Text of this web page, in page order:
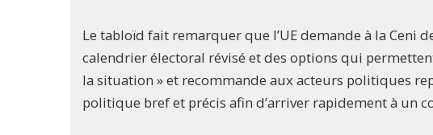
Le tabloïd fait remarquer que l’UE demande à la Ceni
calendrier électoral révisé et des options qui
la situation » et recommande aux acteurs politiques
politique bref et précis afin d’arriver rapidement à un